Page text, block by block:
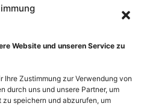
Website und unseren Service zu
Ihre Zustimmung zur Verwendung von
durch uns und unsere Partner, um
speichern und abzurufen, um
55,00